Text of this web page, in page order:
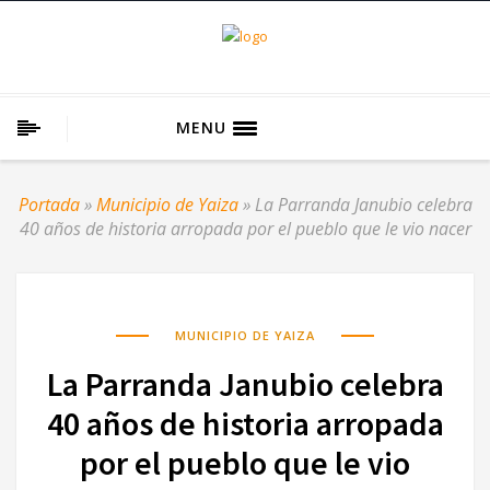
MENU
Portada»Municipio de Yaiza» La Parranda Janubio celebra
40 años de historia arropada por el pueblo que le vio nacer
MUNICIPIO DE YAIZA
La Parranda Janubio celebra
40 años de historia arropada
por el pueblo que le vio